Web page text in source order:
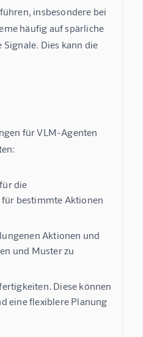
insbesondere bei
häufig auf spärliche
Dies kann die
für VLM-Agenten
die
bestimmte Aktionen
Aktionen und
und Muster zu
Diese können
eine flexiblere Planung